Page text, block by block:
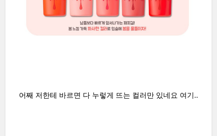
어째 저한테 바르면 다 누렇게 뜨는 컬러만 있네요 여기..